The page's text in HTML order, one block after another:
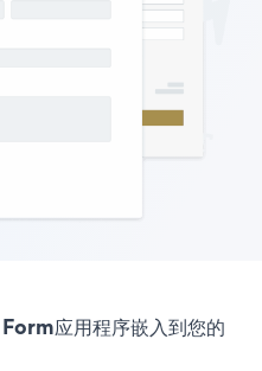
应用程序嵌入到您的